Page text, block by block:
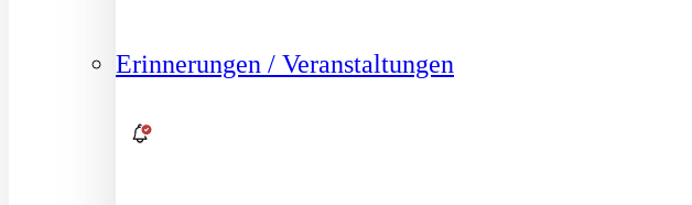
Erinnerungen / Veranstaltungen